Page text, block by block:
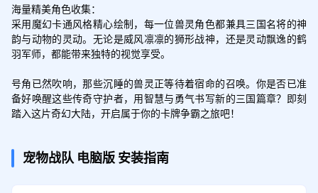
海量精美角色收集：
采用魔幻卡通风格精心绘制，每一位兽灵角色都兼具三国名将的神
韵与动物的灵动。无论是威风凛凛的狮形战神，还是灵动飘逸的鹤
羽军师，都能带来独特的视觉享受。
号角已然吹响，那些沉睡的兽灵正等待着宿命的召唤。你是否已准
备好唤醒这些传奇守护者，用智慧与勇气书写新的三国篇章？即刻
踏入这片奇幻大陆，开启属于你的卡牌争霸之旅吧！
宠物战队 电脑版 安装指南